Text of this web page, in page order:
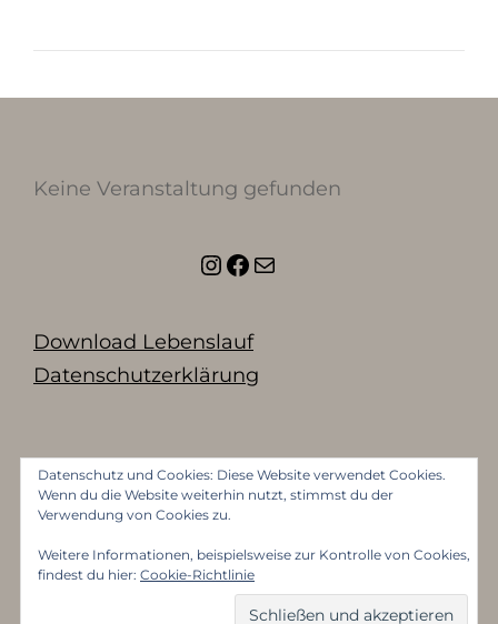
Keine Veranstaltung gefunden
Instagram
Facebook
E-Mail
Download Lebenslauf
Datenschutzerklärung
Mattea AnderesDatenschutzerklärung|
PhotoFocus Light ByCatch Themes
Datenschutz und Cookies: Diese Website verwendet Cookies.
Wenn du die Website weiterhin nutzt, stimmst du der
Verwendung von Cookies zu.
Weitere Informationen, beispielsweise zur Kontrolle von Cookies,
findest du hier: Cookie-Richtlinie